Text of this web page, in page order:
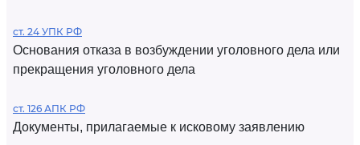
ст. 24 УПК РФ
Основания отказа в возбуждении уголовного дела или
прекращения уголовного дела
ст. 126 АПК РФ
Документы, прилагаемые к исковому заявлению